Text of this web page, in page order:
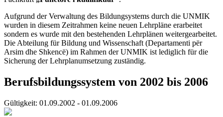
Aufgrund der Verwaltung des Bildungsystems durch die UNMIK
wurden in diesem Zeitrahmen keine neuen Lehrpläne erarbeitet
sondern es wurde mit den bestehenden Lehrplänen weitergearbeitet.
Die Abteilung für Bildung und Wissenschaft (Departamenti për
Arsim dhe Shkencë) im Rahmen der UNMIK ist lediglich für die
Sicherung der Lehrplanumsetzung zuständig.
Berufsbildungssystem von 2002 bis 2006
Gültigkeit: 01.09.2002 - 01.09.2006